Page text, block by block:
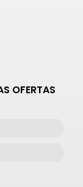
OFERTAS